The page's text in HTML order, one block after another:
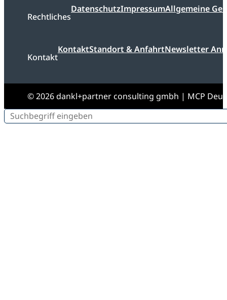
Rechtliches
DatenschutzImpressumAllgemeine
Kontakt
KontaktStandort & AnfahrtNewsletter
© 2026 dankl+partner consulting gmbh | MCP